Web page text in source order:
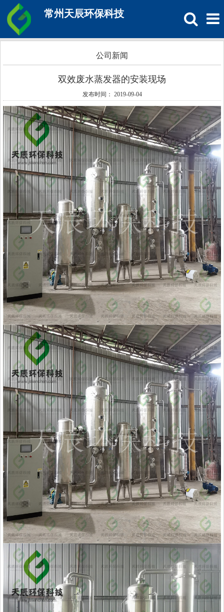
常州天辰环保科技
公司新闻
双效废水蒸发器的安装现场
发布时间： 2019-09-04